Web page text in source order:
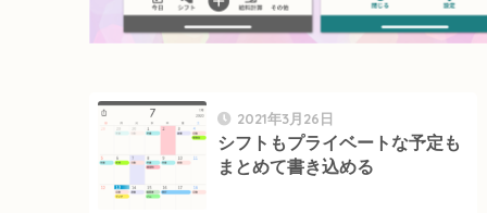
2021年3月26日
シフトもプライベートな予定も
まとめて書き込める